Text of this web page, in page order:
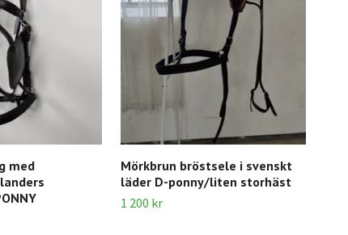
med
Mörkbrun bröstsele i svenskt
läder D-ponny/liten storhäst
1 200 kr